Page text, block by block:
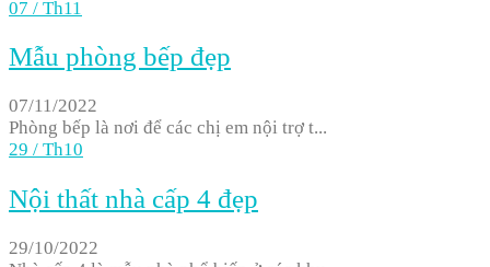
07 / Th11
Mẫu phòng bếp đẹp
07/11/2022
Phòng bếp là nơi để các chị em nội trợ t...
29 / Th10
Nội thất nhà cấp 4 đẹp
29/10/2022